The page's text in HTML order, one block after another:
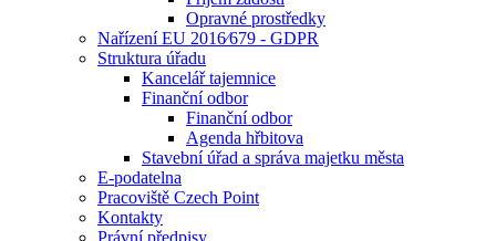
Opravné prostředky
Nařízení EU 2016⁄679 - GDPR
Struktura úřadu
Kancelář tajemnice
Finanční odbor
Finanční odbor
Agenda hřbitova
Stavební úřad a správa majetku města
E-podatelna
Pracoviště Czech Point
Kontakty
Právní předpisy